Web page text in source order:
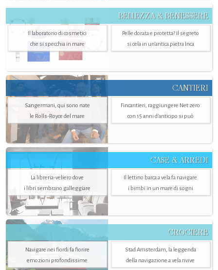
BELLEZZA & BENESSERE
Il laboratorio di cosmetici
che si specchia in mare
Pelle dorata e protetta? Il segreto
si cela in un’antica pietra Inca
CANTIERI
Sangermani, qui sono nate
le Rolls-Royce del mare
Fincantieri, raggiungere Net zero
con 15 anni d'anticipo si può
CASE & ARREDI
La libreria-veliero dove
i libri sembrano galleggiare
Il lettino barca a vela fa navigare
i bimbi in un mare di sogni
CROCIERE
Navigare nei fiordi fa fiorire
emozioni profondissime
Stad Amsterdam, la leggenda
della navigazione a vela rivive